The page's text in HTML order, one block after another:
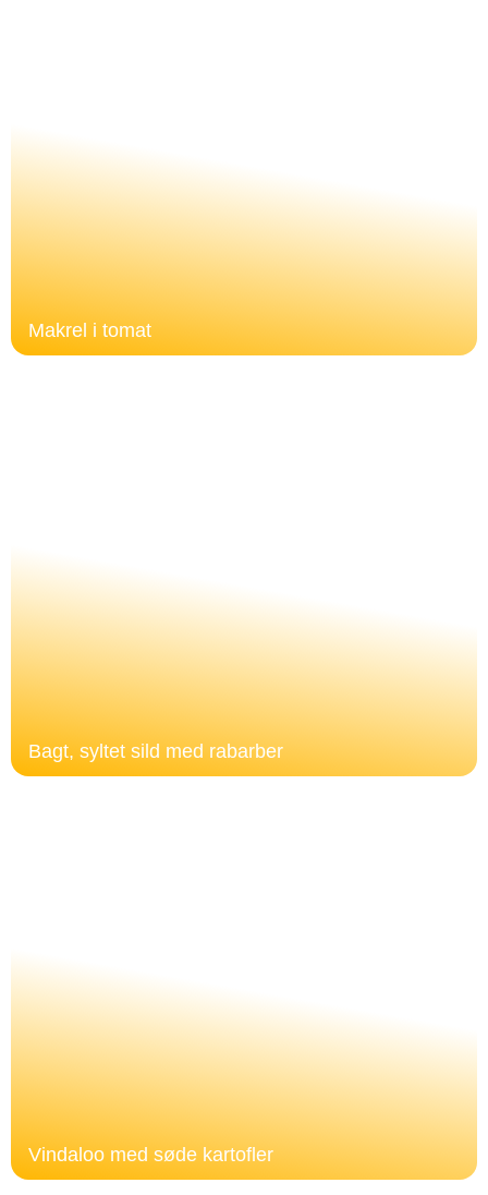
Makrel i tomat
Bagt, syltet sild med rabarber
Vindaloo med søde kartofler